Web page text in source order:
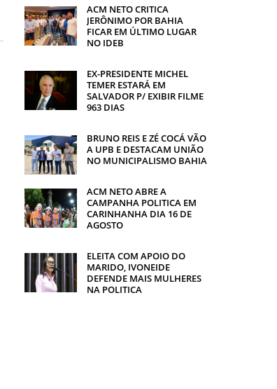
ACM NETO CRITICA
JERÔNIMO POR BAHIA
FICAR EM ÚLTIMO LUGAR
NO IDEB
EX-PRESIDENTE MICHEL
TEMER ESTARÁ EM
SALVADOR P/ EXIBIR FILME
963 DIAS
BRUNO REIS E ZÉ COCÁ VÃO
A UPB E DESTACAM UNIÃO
NO MUNICIPALISMO BAHIA
ACM NETO ABRE A
CAMPANHA POLITICA EM
CARINHANHA DIA 16 DE
AGOSTO
ELEITA COM APOIO DO
MARIDO, IVONEIDE
DEFENDE MAIS MULHERES
NA POLITICA